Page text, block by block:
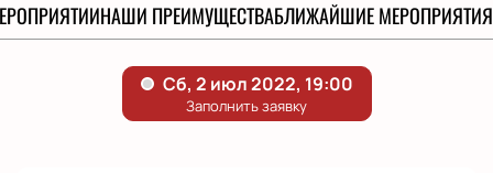
НАШИ ПРЕИМУЩЕСТВАБЛИЖАЙШИЕ МЕРОПРИЯТИЯ